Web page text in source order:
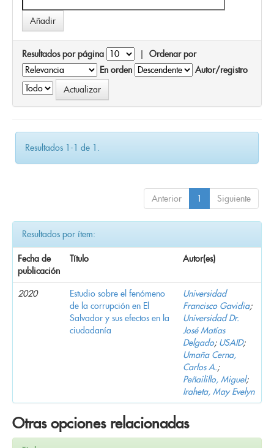
Resultados por página | Ordenar por
En orden
Autor/registro
Resultados 1-1 de 1.
Anterior 1 Siguiente
Resultados por ítem:
Fecha de
publicación
Título Autor(es)
2020
Estudio sobre el fenómeno
de la corrupción en El
Salvador y sus efectos en la
ciudadanía
Universidad
Francisco Gavidia;
Universidad Dr.
José Matías
Delgado; USAID;
Umaña Cerna,
Carlos A.;
Peñailillo, Miguel;
Iraheta, May Evelyn
Otras opciones relacionadas